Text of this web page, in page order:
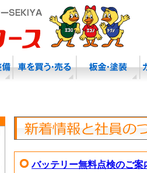
バッテリー無料点検のご案